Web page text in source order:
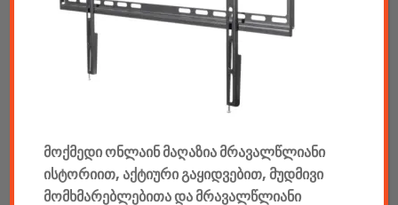
აუდიო & ვიდეო
კონსოლები & აქსესუარები
ელემენტები
აკკუმულატორები
მოქმედი ონლაინ მაღაზია მრავალწლიანი
ისტორიით, აქტიური გაყიდვებით, მუდმივი
მომხმარებლებითა და მრავალწლიანი